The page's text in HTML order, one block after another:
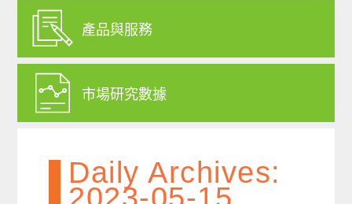
產品與服務
市場研究數據
Daily Archives: